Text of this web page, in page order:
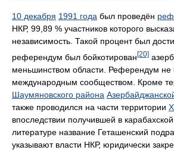
10 декабря 1991 года был проведён
НКР, 99,89 % участников которого
независимость. Такой процент был
референдум был бойкотирован[20]
меньшинством области. Референдум не
международным сообществом. Кроме
Шаумяновского района
также проводился на части территории
впоследствии получившей в
литературе название Геташенский
указывают власти НКР, юридически